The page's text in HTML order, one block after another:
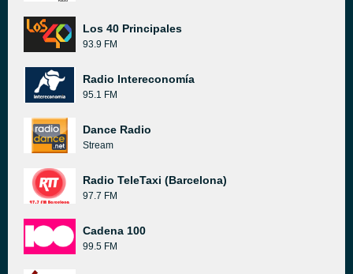
Los 40 Principales
93.9 FM
Radio Intereconomía
95.1 FM
Dance Radio
Stream
Radio TeleTaxi (Barcelona)
97.7 FM
Cadena 100
99.5 FM